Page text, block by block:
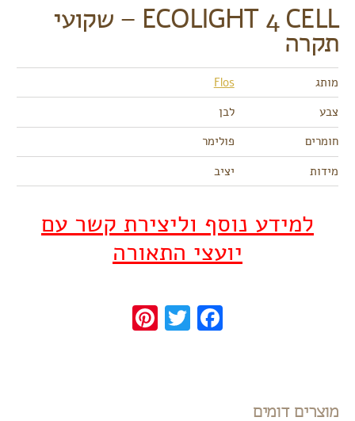
ECOLIGHT 4 CELL – שקועי
תקרה
מותג
Flos
צבע
לבן
חומרים
פולימר
מידות
יציב
למידע נוסף וליצירת קשר עם
יועצי התאורה
Facebook
Twitter
Pinterest
מוצרים דומים